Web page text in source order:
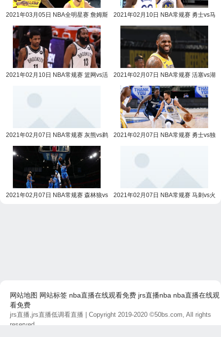
2021年03月05日 NBA全明星赛 詹姆斯
2021年02月10日 NBA常规赛 勇士vs马
2021年02月10日 NBA常规赛 篮网vs活
2021年02月07日 NBA常规赛 活塞vs湖
2021年02月07日 NBA常规赛 灰熊vs鹈
2021年02月07日 NBA常规赛 勇士vs独
2021年02月07日 NBA常规赛 森林狼vs
2021年02月07日 NBA常规赛 马刺vs火
网站地图 网站标签 nba直播在线观看免费 jrs直播nba nba直播在线观
看免费
jrs直播,jrs直播低调看直播 | Copyright 2019-2020 ©50bs.com, All rights
reserved.